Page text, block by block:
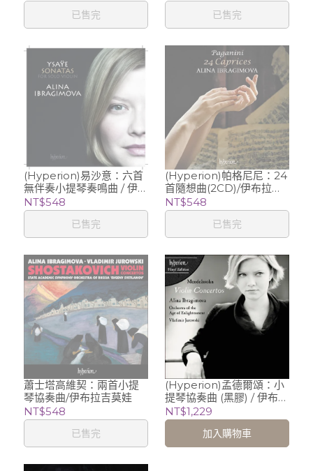
已售完 已售完
(Hyperion)易沙意：六首
無伴奏小提琴奏鳴曲 / 伊布
拉吉莫娃 Alina
Ibragimova (violin)
NT$548
已售完
(Hyperion)帕格尼尼：24
首隨想曲(2CD)/伊布拉吉
莫娃 (小提琴)
NT$548
已售完
蕭士塔高維契：兩首小提
琴協奏曲/伊布拉吉莫娃
NT$548
已售完
(Hyperion)孟德爾頌：小
提琴協奏曲 (黑膠) / 伊布拉
吉莫娃 Alina Ibragimova
(violin)
NT$1,229
加入購物車